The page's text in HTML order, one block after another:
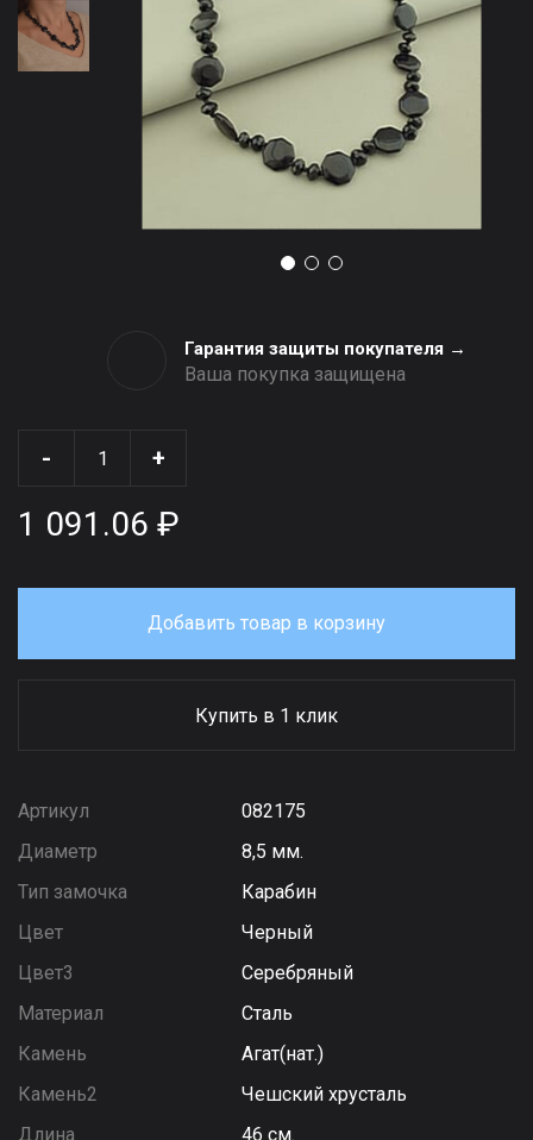
Гарантия защиты покупателя →
Ваша покупка защищена
- +
1 091.06 ₽
Добавить товар в корзину
Купить в 1 клик
Артикул
082175
Диаметр
8,5 мм.
Тип замочка
Карабин
Цвет
Черный
Цвет3
Серебряный
Материал
Сталь
Камень
Агат(нат.)
Камень2
Чешский хрусталь
Длина
46 см.